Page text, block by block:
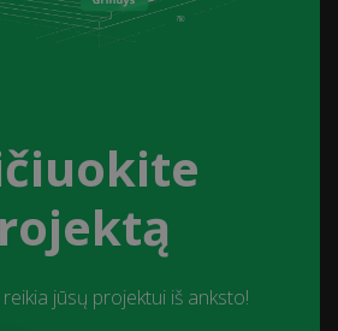
jūsų projektui iš anksto!